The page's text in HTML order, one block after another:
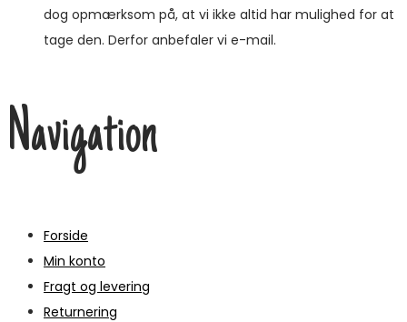
dog opmærksom på, at vi ikke altid har mulighed for at
tage den. Derfor anbefaler vi e-mail.
Navigation
Forside
Min konto
Fragt og levering
Returnering